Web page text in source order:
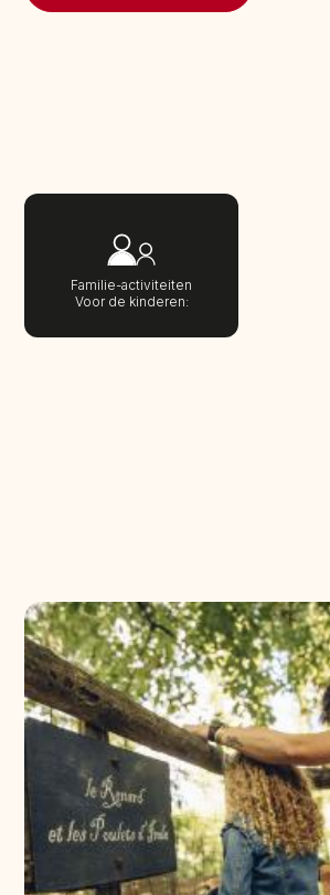
Familie-activiteiten
Voor de kinderen: